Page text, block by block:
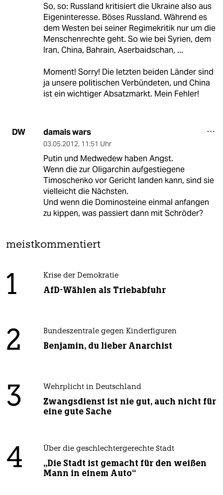
So, so: Russland kritisiert die Ukraine also aus
Eigeninteresse. Böses Russland. Während es
dem Westen bei seiner Regimekritik nur um die
Menschenrechte geht. So wie bei Syrien, dem
Iran, China, Bahrain, Aserbaidschan, ...
Moment! Sorry! Die letzten beiden Länder sind
ja unsere politischen Verbündeten, und China
ist ein wichtiger Absatzmarkt. Mein Fehler!
DW damals wars
03.05.2012, 11:51 Uhr
Putin und Medwedew haben Angst.
Wenn die zur Oligarchin aufgestiegene
Timoschenko vor Gericht landen kann, sind sie
vielleicht die Nächsten.
Und wenn die Dominosteine einmal anfangen
zu kippen, was passiert dann mit Schröder?
meistkommentiert
1 Krise der Demokratie
AfD-Wählen als Triebabfuhr
2 Bundeszentrale gegen Kinderfiguren
Benjamin, du lieber Anarchist
3 Wehrplicht in Deutschland
Zwangsdienst ist nie gut, auch nicht für
eine gute Sache
4 Über die geschlechtergerechte Stadt
„Die Stadt ist gemacht für den weißen
Mann in einem Auto“